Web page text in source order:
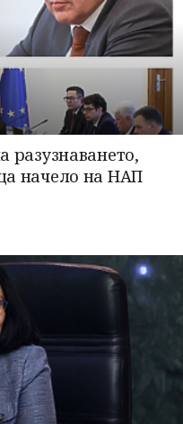
разузнаването,
начело на НАП